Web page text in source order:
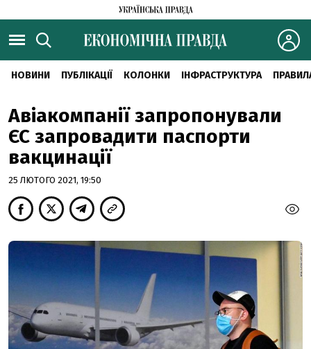
НОВИНИ ПУБЛІКАЦІЇ КОЛОНКИ ІНФРАСТРУКТУРА
Авіакомпанії запропонували
ЄС запровадити паспорти
вакцинації
25 ЛЮТОГО 2021, 19:50